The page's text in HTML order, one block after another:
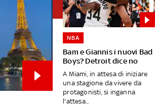
Bam e Giannis i nuovi Bad
Boys? Detroit dice no
NBA
A Miami, in attesa di iniziare
una stagione da vivere da
protagonisti, si inganna
l'attesa...